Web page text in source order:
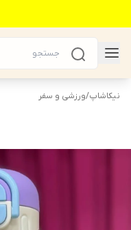
نیکاشاپ/ورزشی و سفر